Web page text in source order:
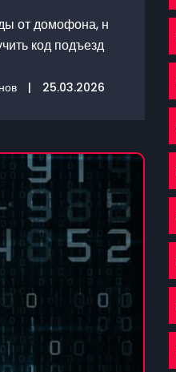
от домофона, н
код подъезд
| 25.03.2026